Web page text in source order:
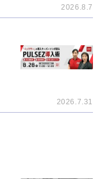
2026.8.7
2026.7.31